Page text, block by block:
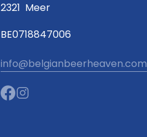
2321 Meer
BE0718847006
info@belgianbeerheaven.com